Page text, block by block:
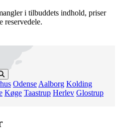
i tilbuddets indhold, priser
reservedele.
Odense Aalborg Kolding
Køge Taastrup Herlev Glostrup